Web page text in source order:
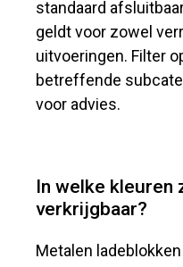
standaard
geldt voor zowel
uitvoeringen. Filter
betreffende
voor advies.
In welke kleuren
verkrijgbaar?
Metalen